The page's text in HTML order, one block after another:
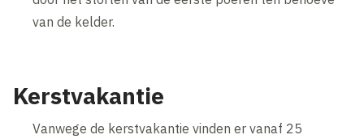
van de kelder.
Kerstvakantie
Vanwege de kerstvakantie vinden er vanaf 25